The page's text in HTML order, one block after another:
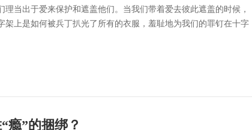
理当出于爱来保护和遮盖他们。当我们带着爱去彼此遮盖的时候，
架上是如何被兵丁扒光了所有的衣服，羞耻地为我们的罪钉在十字
瘾”的捆绑？